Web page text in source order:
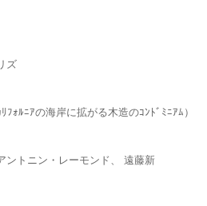
ズ
ｫﾙﾆｱの海岸に拡がる木造のｺﾝﾄﾞﾐﾆｱﾑ）
ントニン・レーモンド、 遠藤新